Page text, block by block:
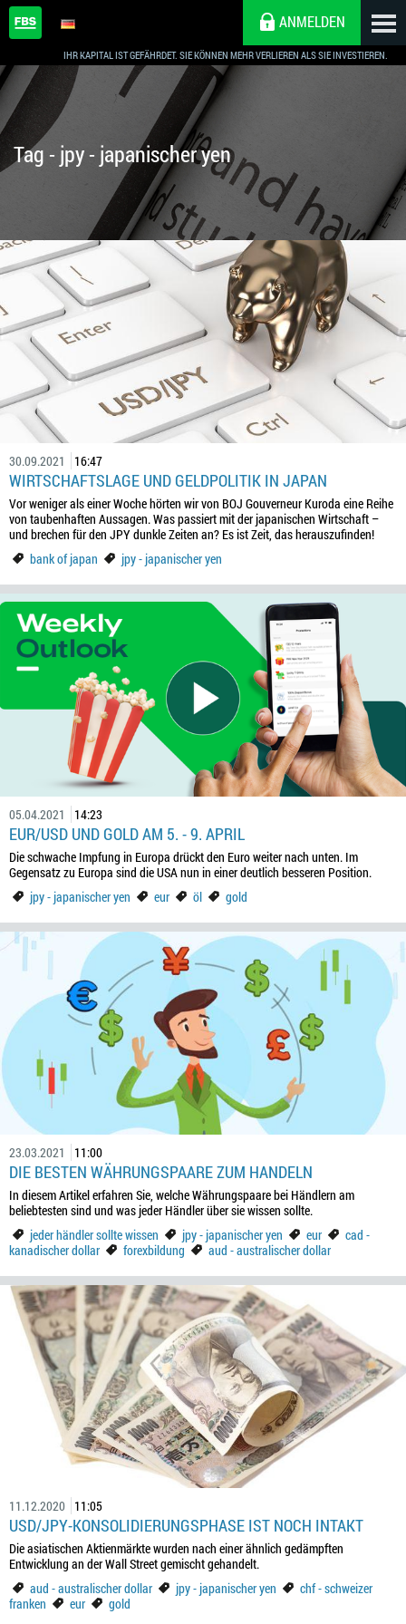
IHR KAPITAL IST GEFÄHRDET. SIE KÖNNEN MEHR VERLIEREN ALS SIE INVESTIEREN.
ANMELDEN
Tag - jpy - japanischer yen
30.09.2021 16:47
WIRTSCHAFTSLAGE UND GELDPOLITIK IN JAPAN
Vor weniger als einer Woche hörten wir von BOJ Gouverneur Kuroda eine Reihe
von taubenhaften Aussagen. Was passiert mit der japanischen Wirtschaft –
und brechen für den JPY dunkle Zeiten an? Es ist Zeit, das herauszufinden!
bank of japan
jpy - japanischer yen
05.04.2021 14:23
EUR/USD UND GOLD AM 5. - 9. APRIL
Die schwache Impfung in Europa drückt den Euro weiter nach unten. Im
Gegensatz zu Europa sind die USA nun in einer deutlich besseren Position.
jpy - japanischer yen
eur öl gold
23.03.2021 11:00
DIE BESTEN WÄHRUNGSPAARE ZUM HANDELN
In diesem Artikel erfahren Sie, welche Währungspaare bei Händlern am
beliebtesten sind und was jeder Händler über sie wissen sollte.
jeder händler sollte wissen
jpy - japanischer yen eur
cad -
kanadischer dollar
forexbildung aud - australischer dollar
11.12.2020 11:05
USD/JPY-KONSOLIDIERUNGSPHASE IST NOCH INTAKT
Die asiatischen Aktienmärkte wurden nach einer ähnlich gedämpften
Entwicklung an der Wall Street gemischt gehandelt.
aud - australischer dollar
jpy - japanischer yen
chf - schweizer
franken
eur gold